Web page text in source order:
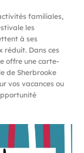
familiales,
les
à ses
réduit. Dans ces
offre une carte-
de Sherbrooke
vos vacances ou